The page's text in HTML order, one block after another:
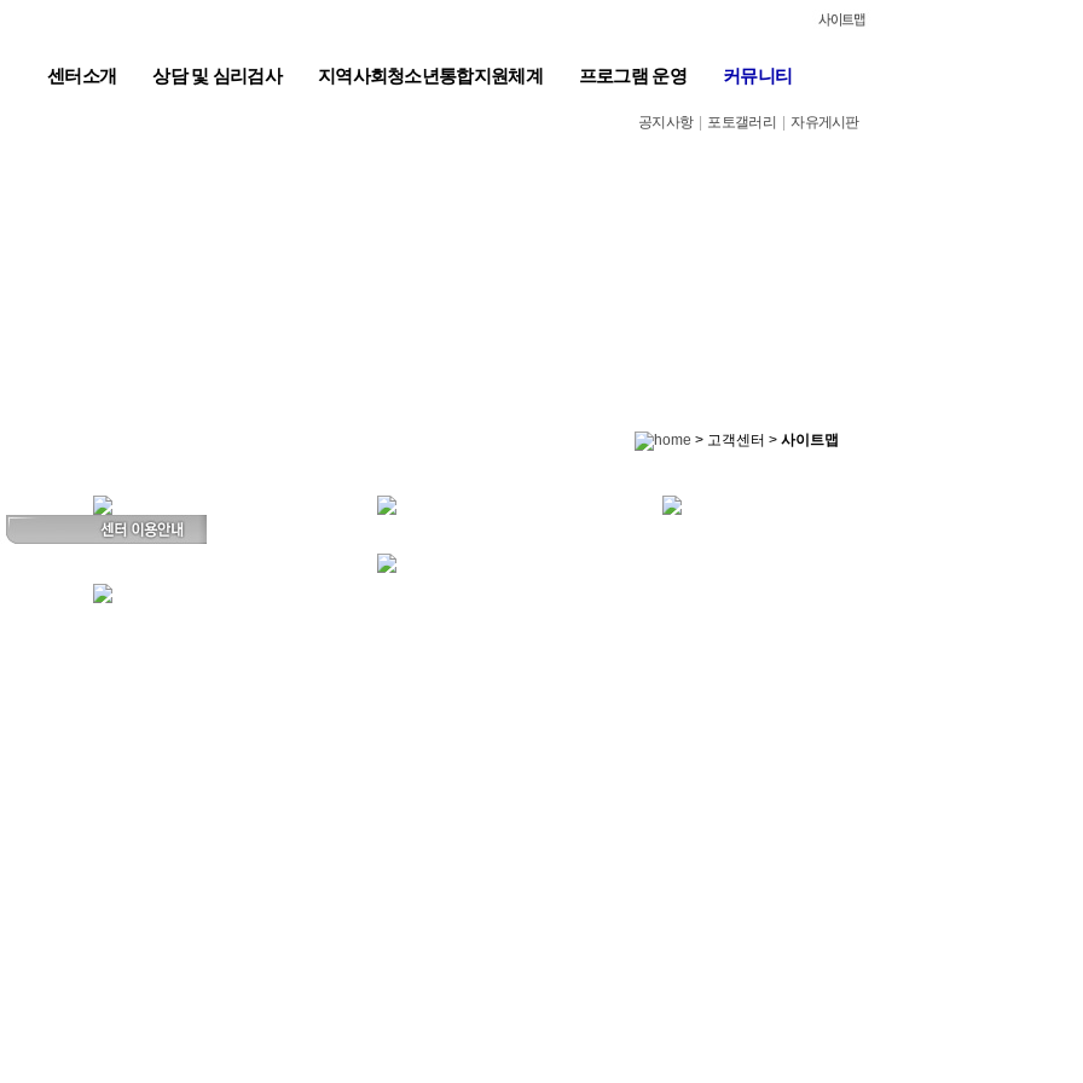
센터소개 상담 및 심리검사 지역사회청소년통합지원체계 프로그램 운영 커뮤니티
공지사항 포토갤러리 자유게시판
> 고객센터 > 사이트맵